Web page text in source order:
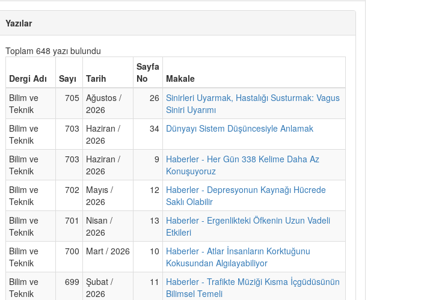
Yazılar
Toplam 648 yazı bulundu
Dergi Adı Sayı Tarih
Sayfa
No
Makale
Bilim ve
Teknik
705 Ağustos /
2026
26
Sinirleri Uyarmak, Hastalığı Susturmak: Vagus
Siniri Uyarımı
Bilim ve
Teknik
703
Haziran /
2026
34 Dünyayı Sistem Düşüncesiyle Anlamak
Bilim ve
Teknik
703
Haziran /
2026
9
Haberler - Her Gün 338 Kelime Daha Az
Konuşuyoruz
Bilim ve
Teknik
702
Mayıs /
2026
12
Haberler - Depresyonun Kaynağı Hücrede
Saklı Olabilir
Bilim ve
Teknik
701
Nisan /
2026
13
Haberler - Ergenlikteki Öfkenin Uzun Vadeli
Etkileri
Bilim ve
Teknik
700 Mart / 2026 10
Haberler - Atlar İnsanların Korktuğunu
Kokusundan Algılayabiliyor
Bilim ve
Teknik
699
Şubat /
2026
11
Haberler - Trafikte Müziği Kısma İçgüdüsünün
Bilimsel Temeli